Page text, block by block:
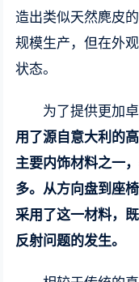
造出类似天然麂皮
规模生产，但在外
状态。
为了提供更加
用了源自意大利的
主要内饰材料之一
多。从方向盘到座
采用了这一材料，
反射问题的发生。